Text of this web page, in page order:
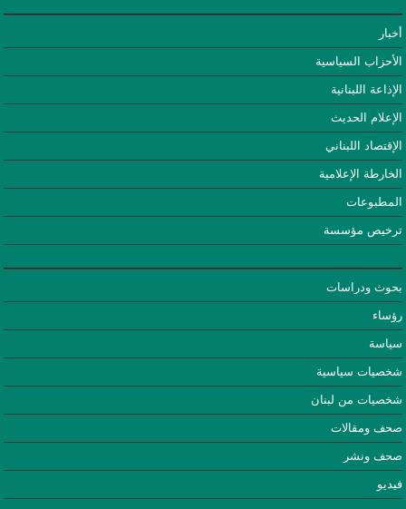
أخبار
الأحزاب السياسية
الإذاعة اللبنانية
الإعلام الحديث
الإقتصاد اللبناني
الخارطة الإعلامية
المطبوعات
ترخيص مؤسسة
بحوث ودراسات
رؤساء
سياسة
شخصيات سياسية
شخصيات من لبنان
صحف ومقالات
صحف ونشر
فيديو